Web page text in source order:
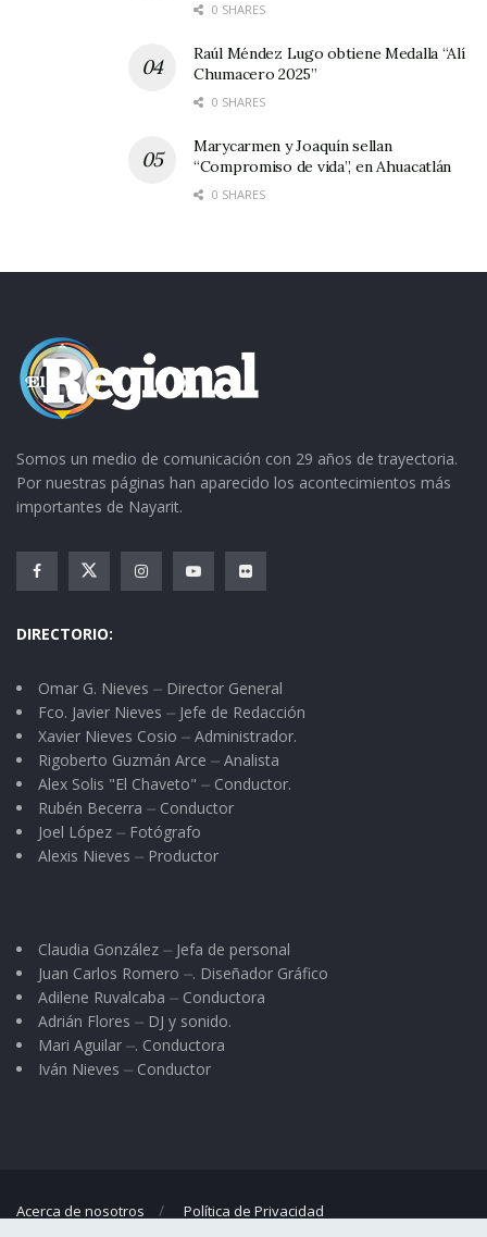
0 SHARES
Raúl Méndez Lugo obtiene Medalla “Alí
Chumacero 2025”
0 SHARES
Marycarmen y Joaquín sellan
“Compromiso de vida”, en Ahuacatlán
0 SHARES
Somos un medio de comunicación con 29 años de trayectoria.
Por nuestras páginas han aparecido los acontecimientos más
importantes de Nayarit.
DIRECTORIO:
Omar G. Nieves ⏤ Director General
Fco. Javier Nieves ⏤ Jefe de Redacción
Xavier Nieves Cosio ⏤ Administrador.
Rigoberto Guzmán Arce ⏤ Analista
Alex Solis "El Chaveto" ⏤ Conductor.
Rubén Becerra ⏤ Conductor
Joel López ⏤ Fotógrafo
Alexis Nieves ⏤ Productor
Claudia González ⏤ Jefa de personal
Juan Carlos Romero ⏤. Diseñador Gráfico
Adilene Ruvalcaba ⏤ Conductora
Adrián Flores ⏤ DJ y sonido.
Mari Aguilar ⏤. Conductora
Iván Nieves ⏤ Conductor
Acerca de nosotros Política de Privacidad